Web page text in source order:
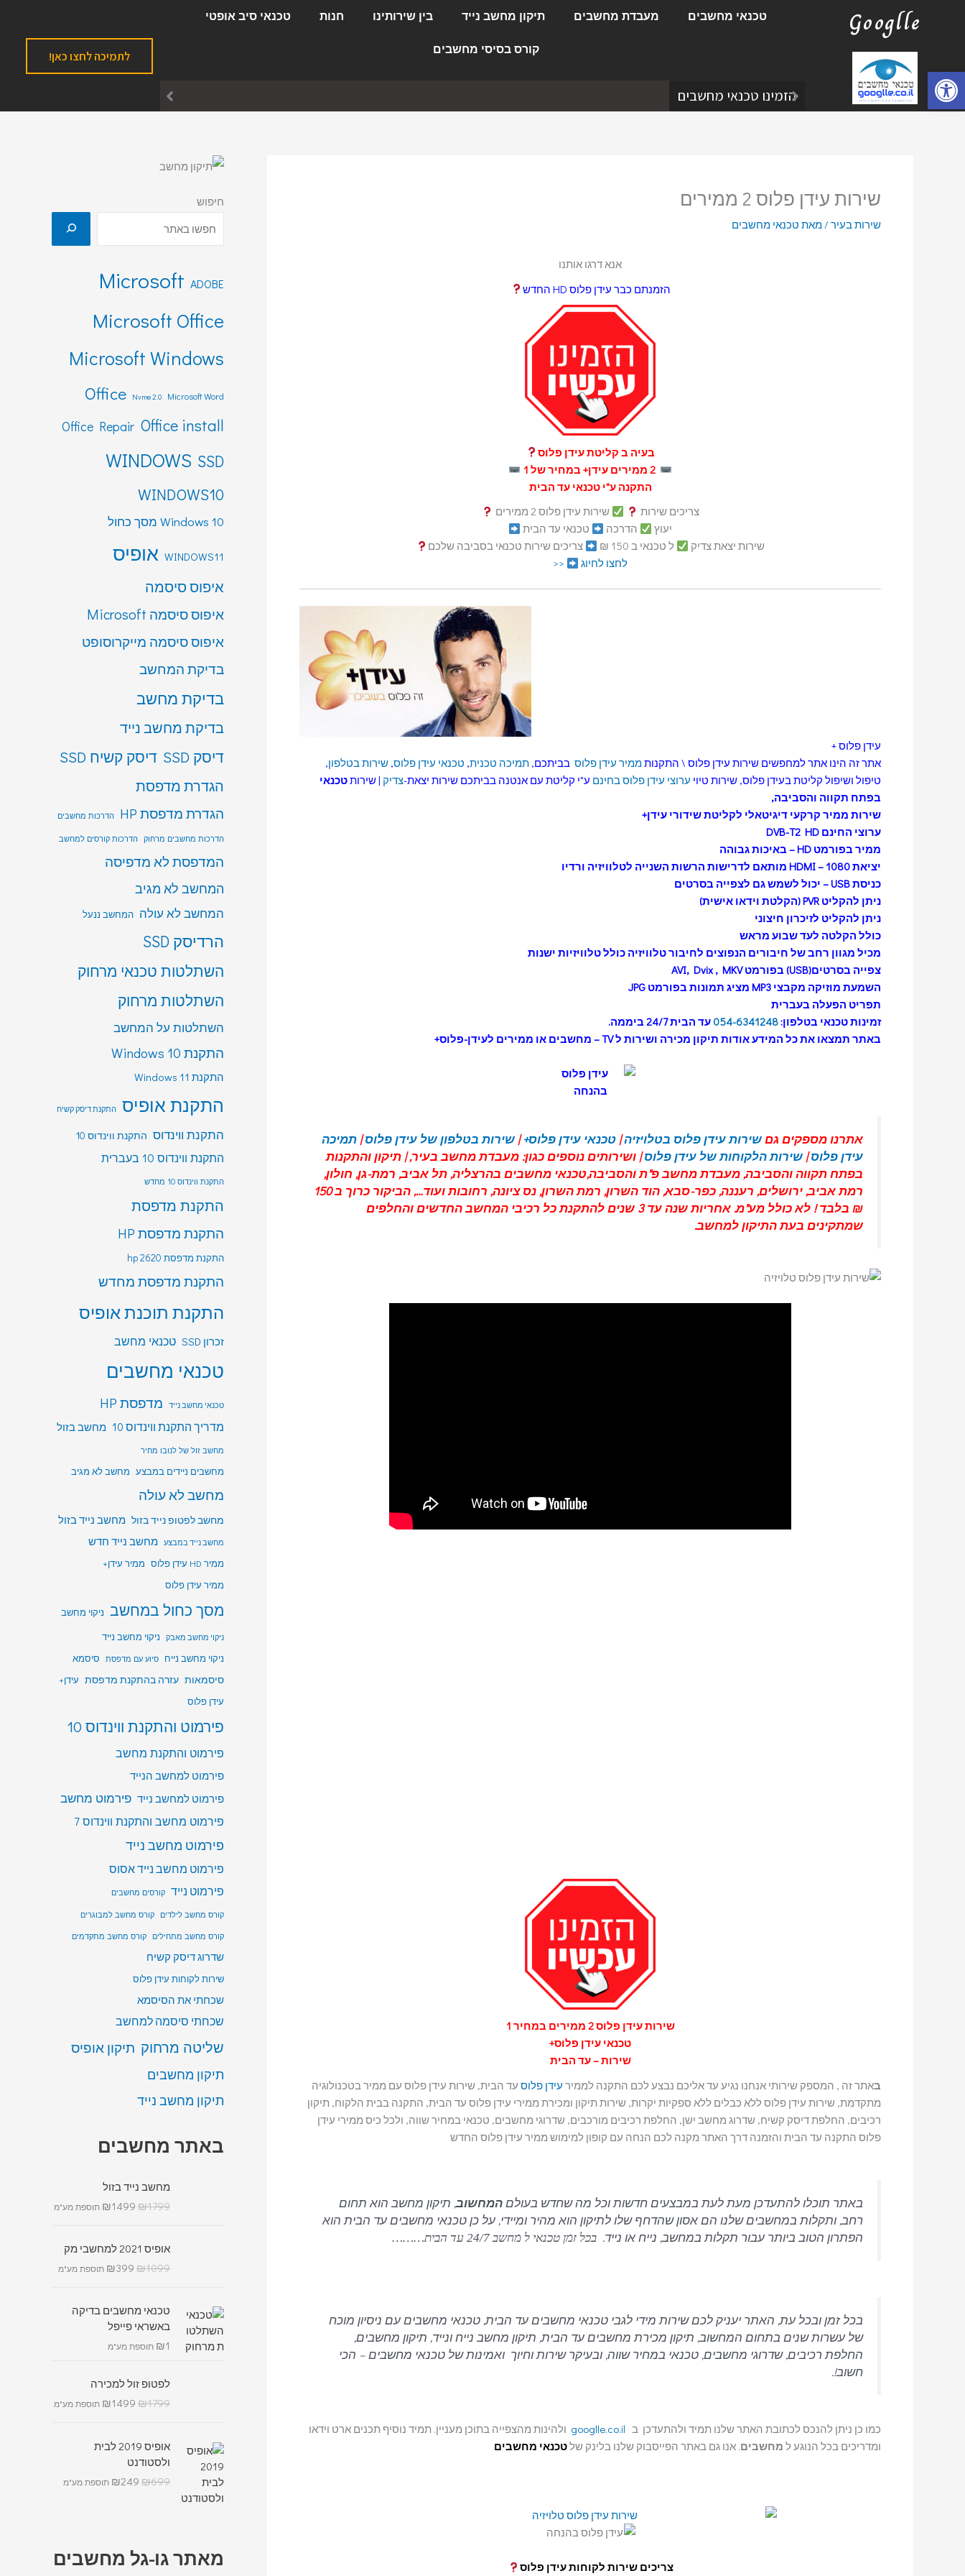
פתח סרגל נגישות
Googlle טכנאי מחשבים מעבדת מחשבים תיקון מחשב נייד בין שירותינו חנות טכנאי סיב אופטי
קורס בסיסי מחשבים
הזמינו טכנאי מחשבים
לתמיכה לחצו כאן!
שירות עידן פלוס 2 ממירים
שירות בעיר / מאת טכנאי מחשבים
אנא דרגו אותנו
הזמנתם כבר עידן פלוס HD החדש
בעיה ב קליטת עידן פלוס
2 ממירים עידן+ במחיר של 1
התקנה ע"י טכנאי עד הבית
צריכים שירות
שירות עידן פלוס 2 ממירים
יעוץ
הדרכה
טכנאי עד הבית
שירות יצאת צדיק
ל טכנאי ב 150 ₪
צריכים שירות טכנאי בסביבה שלכם
לחצו לחיוג
<<
עידן פלוס +
אתר זה הינו אתר למחפשים שירות עידן פלוס \ התקנותממיר עידן פלוס בביתכם, תמיכה טכנית, טכנאי עידן פלוס, שירות בטלפון,
טיפול ושיפול קליטת בעידן פלוס, שירות טיוי ערוצי עידן פלוס בחינם ע"י קליטת עם אנטנה בביתכם שירות יצאת-צדיק | שירותטכנאי
בפתח תקווה והסביבה,
שירות ממיר קרקעי דיגיטאלי לקליטת שידורי עידן+
ערוצי החינם DVB-T2 HD
ממיר בפורמט HD – באיכות גבוהה
יציאת HDMI – 1080 מותאם לדרישות הרשות השנייה לטלוויזיה ורדיו
כניסת USB – יכול לשמש גם לצפייה בסרטים
ניתן להקליט PVR (הקלטת וידאו אישית)
ניתן להקליט לזיכרון חיצוני
כולל הקלטה לעד שבוע מראש
מכיל מגוון רחב של חיבורים הנפוצים לחיבור טלוויזיה כולל טלוויזיות ישנות
צפייה בסרטים(USB) בפורמט AVI, Dvix , MKV
השמעת מוזיקה מקבצי MP3 מציג תמונות בפורמט JPG
תפריט הפעלה בעברית
זמינות טכנאי בטלפון: 054-6341248 עד הבית 24/7 ביממה.
באתר תמצאו את כל המידע אודות תיקון מכירה ושירות ל TV – מחשבים או ממירים לעידן-פלוס+
אתרנו מספקים גםשירות עידן פלוס בטלויזיה| טכנאי עידן פלוס+| שירות בטלפון של עידן פלוס| תמיכה
עידן פלוס| שירות הלקוחות של עידן פלוס| ושירותים נוספים כגון: מעבדת מחשב בעיר, | תיקון והתקנות
בפתח תקווה והסביבה, מעבדת מחשב פ"ת והסביבה,טכנאי מחשבים בהרצליה, תל אביב, רמת-גן, חולון,
רמת אביב, ירושלים, רעננה, כפר-סבא, הוד השרון, רמת השרון, נס ציונה, רחובות
ועוד…, הביקור כרוך ב 150
₪ בלבד ! לא כולל מע"מ. אחריות שנה עד 3 שנים להתקנת כל רכיבי המחשב החדשים והחלפים
שמתקינים בעת התיקון למחשב.
שירות עידן פלוס 2 ממירים במחיר 1
טכנאי עידן פלוס+
שירות – עד הבית
באתר זה , המספק שירותי אנחנו נגיע עד אליכם נבצע לכם התקנה לממיר עידן פלוס עד הבית, שירות עידן פלוס עם ממיר בטכנולוגיה
מתקדמת, שירות עידן פלוס ללא כבלים ללא ספקיות יקרות, שירות תיקון ומכירת ממירי עידן פלוס עד הבית, התקנה בבית הלקוח, תיקון
רכיבים, החלפת דיסק קשיח, שדרוג מחשב ישן, החלפת רכיבים מורכבים, שדרוגי מחשבים, טכנאי במחיר שווה, ולכל כיס ממירי עידן
פלוס התקנה עד הבית והזמנה דרך האתר מקנה לכם הנחה עם קופון למימוש ממיר עידן פלוס החדש
באתר תוכלו להתעדכן מעת לעת במבצעים חדשות וכל מה שחדש בעולםהמחשוב, תיקון מחשב הוא תחום
רחב, ותקלות במחשבים שלנו הם אסון שהדחף שלו לתיקון הוא מהיר ומיידי, על כן טכנאי מחשבים עד הבית הוא
הפתרון הטוב ביותר עבור תקלות במחשב, נייח או נייד. בכל זמן טכנאי ל מחשב 24/7 עד הבית………
בכל זמן ובכל עת, האתר יעניק לכם שירות מידי לגבי טכנאי מחשבים עד הבית, טכנאי מחשבים עם ניסיון מוכח
של עשרות שנים בתחום המחשוב, תיקון מכירת מחשבים עד הבית, תיקון מחשב נייח ונייד, תיקון מחשבים,
החלפת רכיבים, שדרוגי מחשבים, טכנאי במחיר שווה, ובעיקר שירות וחיוך ואמינות של טכנאי מחשבים – הכי
חשוב!.
כמו כן ניתן להנכס לכתובת האתר שלנו תמיד ולהתעדכן ב googlle.co.il ולהינות מהצפייה בתוכן מעניין. תמיד נוסיף תכנים ארט וידאו
ומדריכים בכל הנוגע ל מחשבים. אנו גם באתר הפייסבוק שלנו בלינק שלטכנאי מחשבים
צריכים שירות לקוחות עידן פלוס
חיפוש
ADOBE
Microsoft
Microsoft Office
Microsoft Windows
Microsoft Word
Nvme 2.0
Office
Office install
Office Repair
SSD
WINDOWS
WINDOWS10
Windows 10 מסך כחול
WINDOWS11 אופיס
איפוס סיסמה
איפוס סיסמה Microsoft
איפוס סיסמה מייקרוסופט
בדיקת המחשב
בדיקת מחשב
בדיקת מחשב נייד
דיסק SSD דיסק קשיח SSD
הגדרת מדפסת
הגדרת מדפסת HP הדרכות מחשבים
הדרכות מחשבים מרחוק הדרכות קורסים למחשב
המדפסת לא מדפיסה
המחשב לא מגיב
המחשב לא עולה המחשב ננעל
הרדיסק SSD
השתלטות טכנאי מרחוק
השתלטות מרחוק
השתלטות על המחשב
התקנת Windows 10
התקנת Windows 11
התקנת אופיס התקנת דיסק קשיח
התקנת ווינדוס התקנת ווינדוס 10
התקנת ווינדוס 10 בעברית
התקנת ווינדוס 10 מחדש
התקנת מדפסת
התקנת מדפסת HP
התקנת מדפסת hp 2620
התקנת מדפסת מחדש
התקנת תוכנת אופיס
זכרון SSD טכנאי מחשב
טכנאי מחשבים
טכנאי מחשב נייד מדפסת HP
מדריך התקנת ווינדוס 10 מחשב בזול
מחשב זול של לנובו מחיר
מחשבים ניידים במבצע מחשב לא מגיב
מחשב לא עולה
מחשב לפטופ נייד בזול מחשב נייד בזול
מחשב נייד במבצע מחשב נייד חדש
ממיר HD עידן פלוס
ממיר עידן+
ממיר עידן פלוס
מסך כחול במחשב ניקוי מחשב
ניקוי מחשב מאבק
ניקוי מחשב נייד
ניקוי מחשב נייח סיוע עם מדפסת סיסמא
סיסמאות עזרה בהתקנת מדפסת עידן+
עידן פלוס
פירמוט והתקנת ווינדוס 10
פירמוט והתקנת מחשב
פירמוט למחשב הנייד
פירמוט למחשב נייד פירמוט מחשב
פירמוט מחשב והתקנת ווינדוס 7
פירמוט מחשב נייד
פירמוט מחשב נייד אסוס
פירמוט נייד קורסים מחשבים
קורס מחשב לילדים קורס מחשב למבוגרים
קורס מחשב מתחילים קורס מחשב מתקדמים
שדרוג דיסק קשיח
שירות לקוחות עידן פלוס
שכחתי את הסיסמא
שכחתי סיסמה למחשב
שליטה מרחוק תיקון אופיס
תיקון מחשבים
תיקון מחשב נייד
באתר מחשבים
מחשב נייד בזול
₪1799
₪1499 תוספת מע"מ
אופיס 2021 למחשבי מק
₪1099
₪399 תוספת מע"מ
טכנאי מחשבים בדיקה
באשראי פייפל
₪1 תוספת מע"מ
לפטופ זול למכירה
₪1799
₪1499 תוספת מע"מ
אופיס 2019 לבית
ולסטודנט
₪699
₪249 תוספת מע"מ
מאתר גו-גל מחשבים
ק
ת